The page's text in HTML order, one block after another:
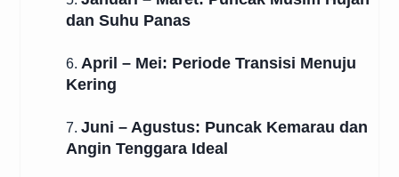
dan Suhu Panas
6. April – Mei: Periode Transisi Menuju
Kering
7. Juni – Agustus: Puncak Kemarau dan
Angin Tenggara Ideal